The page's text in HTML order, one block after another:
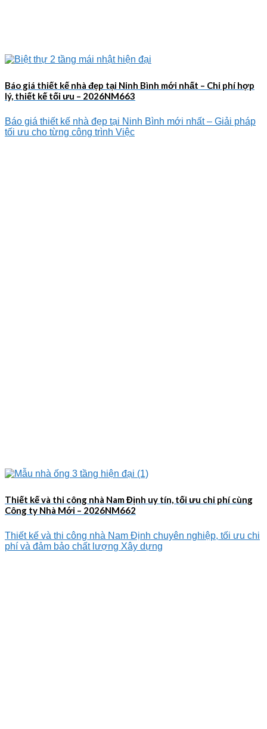
Báo giá thiết kế nhà đẹp tại Ninh Bình mới nhất – Chi phí hợp
lý, thiết kế tối ưu – 2026NM663
Báo giá thiết kế nhà đẹp tại Ninh Bình mới nhất – Giải pháp
tối ưu cho từng công trình Việc
Thiết kế và thi công nhà Nam Định uy tín, tối ưu chi phí cùng
Công ty Nhà Mới – 2026NM662
Thiết kế và thi công nhà Nam Định chuyên nghiệp, tối ưu chi
phí và đảm bảo chất lượng Xây dựng